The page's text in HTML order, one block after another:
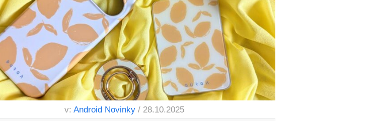
v: Android Novinky / 28.10.2025